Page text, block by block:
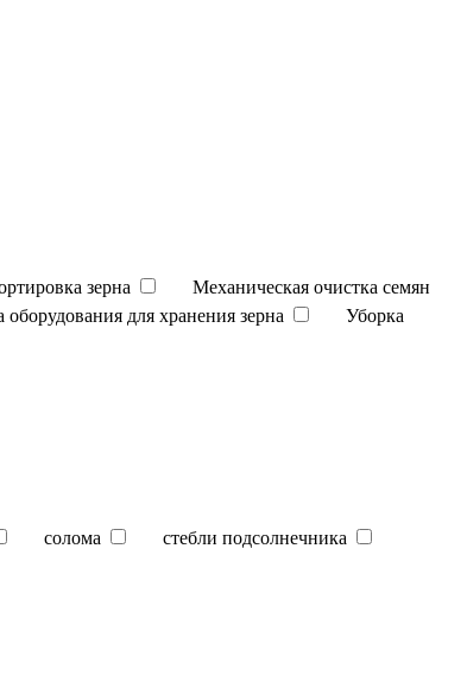
зерна
Механическая очистка семян
для хранения зерна
Уборка
солома
стебли подсолнечника